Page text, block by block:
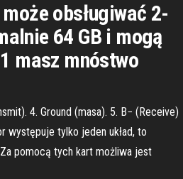
obsługiwać 2-
64 GB i mogą
masz mnóstwo
4. Ground (masa). 5. B− (Receive)
występuje tylko jeden układ, to
pomocą tych kart możliwa jest